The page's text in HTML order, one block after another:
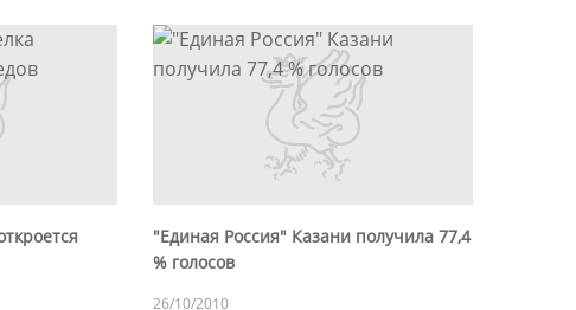
"Единая Россия" Казани получила 77,4
% голосов
26/10/2010